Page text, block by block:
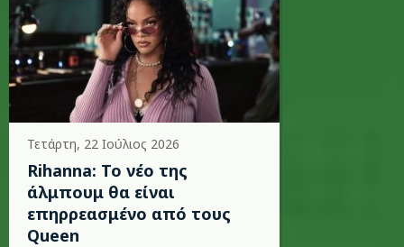
Τετάρτη, 22 Ιούλιος 2026
Rihanna: Το νέο της
άλμπουμ θα είναι
επηρρεασμένο από τους
Queen